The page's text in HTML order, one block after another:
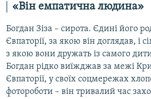
«Він емпатична людина»
Богдан Зіза – сирота. Єдині його
Євпаторії, за якою він доглядав, і
з якою вони дружать із самого
Богдан рідко виїжджав за межі
Євпаторії, у своїх соцмережах
фотороботи – він тривалий час